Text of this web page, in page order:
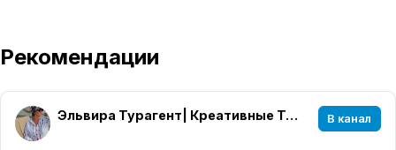
Рекомендации
Эльвира Турагент| Креативные Туры| Уфа🌏✈️🌴 В канал